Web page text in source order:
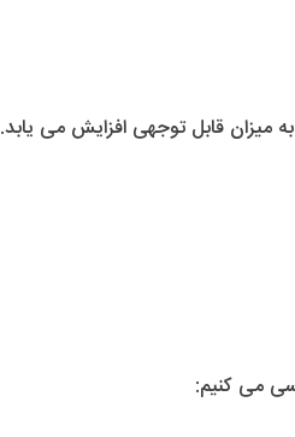
میزان قابل توجهی افزایش می یابد.
می کنیم: